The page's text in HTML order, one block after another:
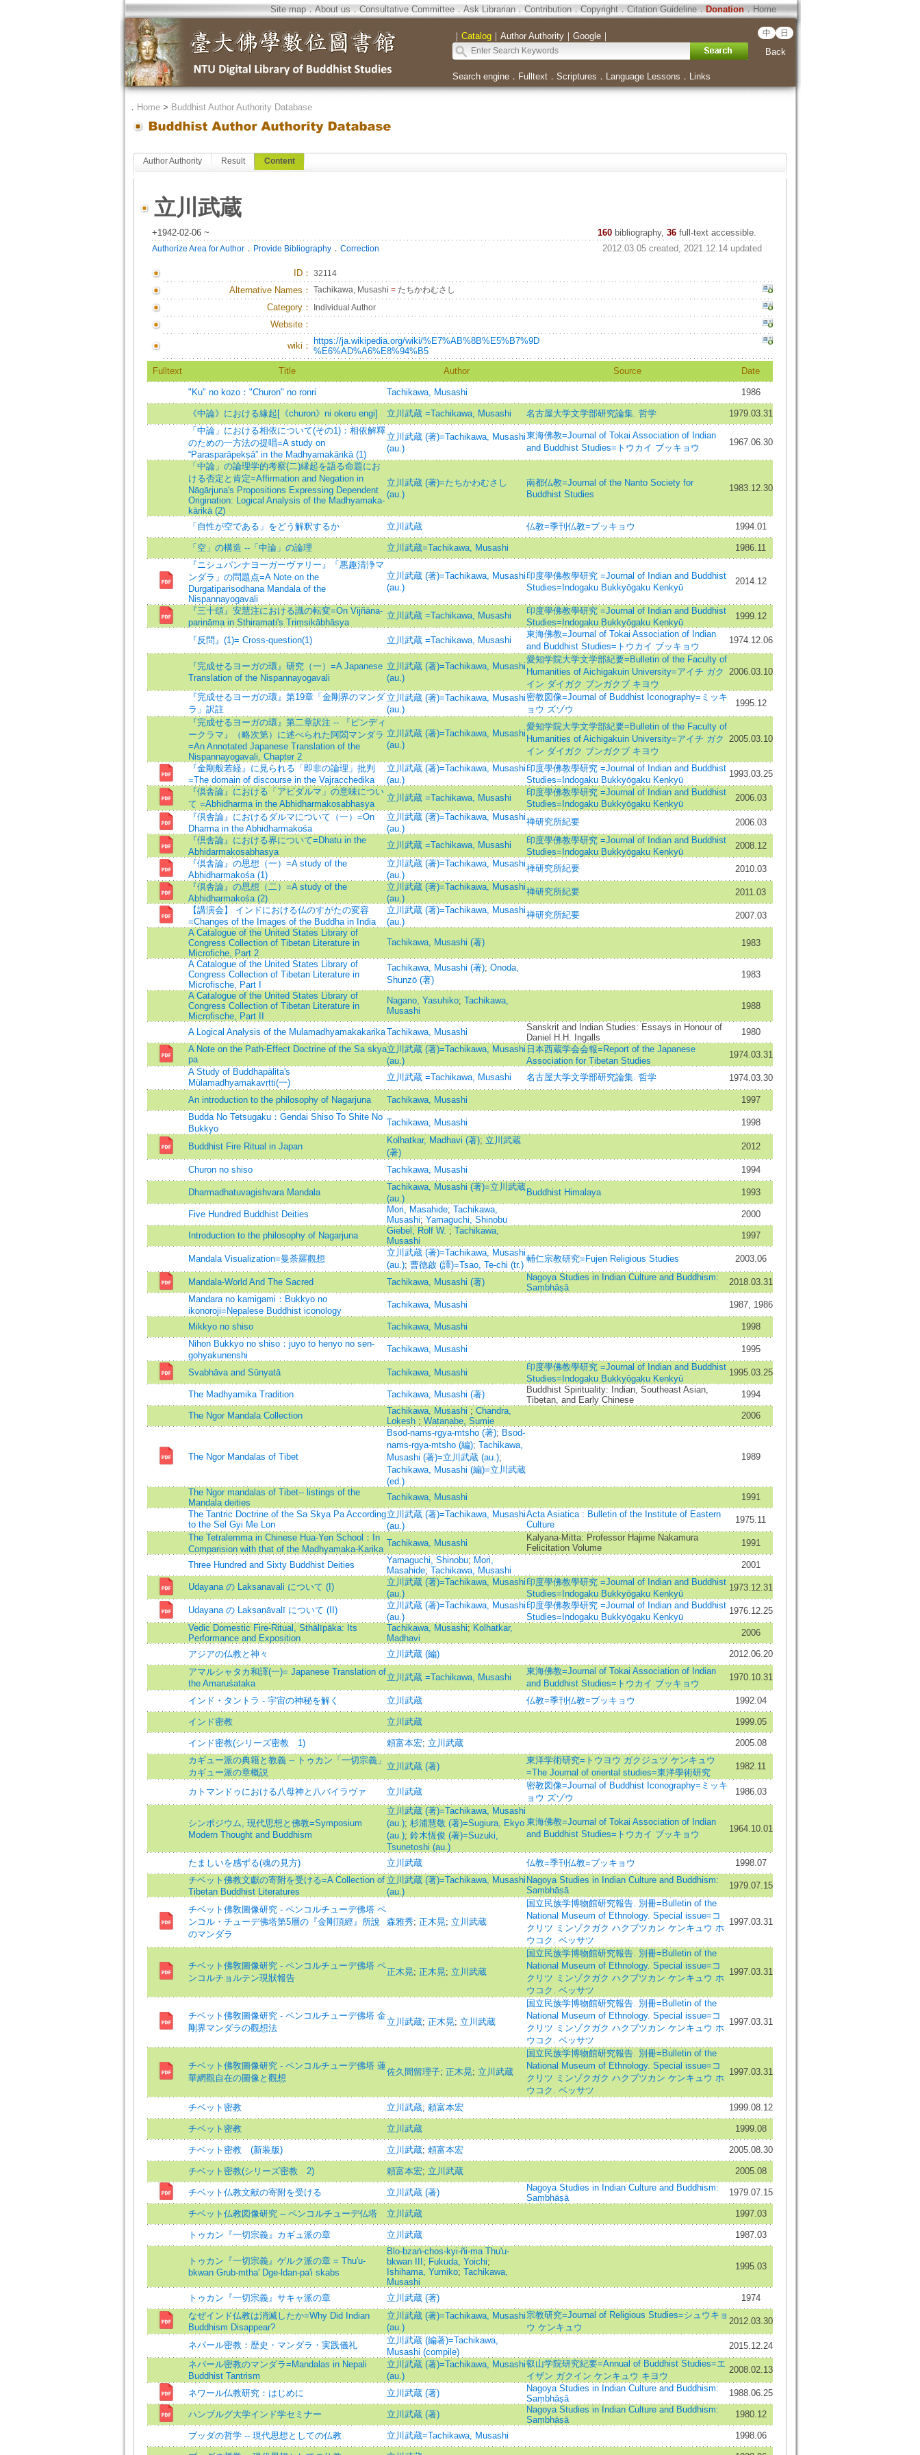
Site map．About us．Consultative Committee．Ask Librarian．Contribution．Copyright．Citation Guideline．Donation．Home
｜ Catalog｜ Author Authority｜ Google｜ 中 日
Back
Search engine． Fulltext． Scriptures ． Language Lessons ． Links
． Home> Buddhist Author Authority Database
Author Authority Result Content
立川武蔵
+1942-02-06 ~ 160 bibliography, 36full-text accessible.
Authorize Area for Author． Provide Bibliography． Correction 2012.03.05 created, 2021.12.14 updated
ID： 32114
Alternative Names： Tachikawa, Musashi =たちかわむさし
Category： Individual Author
Website：
wiki：
https://ja.wikipedia.org/wiki/%E7%AB%8B%E5%B7%9D
%E6%AD%A6%E8%94%B5
Fulltext
Title Author Source Date
"Ku" no kozo："Churon" no ronri Tachikawa, Musashi 1986
《中論》における緣起[《churon》ni okeru engi] 立川武蔵 =Tachikawa, Musashi 名古屋大学文学部研究論集. 哲学
1979.03.31
「中論」における相依について(その1)：相依解釋
のための一方法の提唱=A study on
“Parasparāpekṣā” in the Madhyamakārikā (1)
立川武蔵 (著)=Tachikawa, Musashi
(au.)
東海佛教=Journal of Tokai Association of Indian
and Buddhist Studies=トウカイ ブッキョウ
1967.06.30
「中論」の論理学的考察(二)縁起を語る命題にお
ける否定と肯定=Affirmation and Negation in
Nāgārjuna's Propositions Expressing Dependent
Origination: Logical Analysis of the Madhyamaka-
kārikā (2)
立川武蔵 (著)=たちかわむさし
(au.)
南都仏教=Journal of the Nanto Society for
Buddhist Studies
1983.12.30
「自性が空である」をどう解釈するか 立川武蔵 仏教=季刊仏教=ブッキョウ 1994.01
「空」の構造 --「中論」の論理 立川武蔵=Tachikawa, Musashi
1986.11
『ニシュパンナヨーガーヴァリー』「悪趣清浄マ
ンダラ」の問題点=A Note on the
Durgatiparisodhana Mandala of the
Nispannayogavali
立川武蔵 (著)=Tachikawa, Musashi
(au.)
印度學佛教學研究 =Journal of Indian and Buddhist
Studies=Indogaku Bukkyōgaku Kenkyū
2014.12
『三十頌』安慧注における識の転変=On Vijñāna-
parināma in Sthiramati's Triṃsikābhāsya
立川武蔵 =Tachikawa, Musashi
印度學佛教學研究 =Journal of Indian and Buddhist
Studies=Indogaku Bukkyōgaku Kenkyū
1999.12
『反問』(1)= Cross-question(1) 立川武蔵 =Tachikawa, Musashi
東海佛教=Journal of Tokai Association of Indian
and Buddhist Studies=トウカイ ブッキョウ
1974.12.06
『完成せるヨーガの環』研究（一）=A Japanese
Translation of the Nispannayogavali
立川武蔵 (著)=Tachikawa, Musashi
(au.)
愛知学院大学文学部紀要=Bulletin of the Faculty of
Humanities of Aichigakuin University=アイチ ガク
イン ダイガク ブンガクブ キヨウ
2006.03.10
『完成せるヨーガの環』第19章「金剛界のマンダ
ラ」訳註
立川武蔵 (著)=Tachikawa, Musashi
(au.)
密教図像=Journal of Buddhist Iconography=ミッキ
ョウ ズゾウ
1995.12
『完成せるヨーガの環』第二章訳注 -- 『ピンディ
ークラマ』（略次第）に述べられた阿閦マンダラ
=An Annotated Japanese Translation of the
Nispannayogavali, Chapter 2
立川武蔵 (著)=Tachikawa, Musashi
(au.)
愛知学院大学文学部紀要=Bulletin of the Faculty of
Humanities of Aichigakuin University=アイチ ガク
イン ダイガク ブンガクブ キヨウ
2005.03.10
『金剛般若経』に見られる「即非の論理」批判
=The domain of discourse in the Vajracchedika
立川武蔵 (著)=Tachikawa, Musashi
(au.)
印度學佛教學研究 =Journal of Indian and Buddhist
Studies=Indogaku Bukkyōgaku Kenkyū
1993.03.25
『倶舎論』における「アビダルマ」の意味につい
て =Abhidharma in the Abhidharmakosabhasya
立川武蔵 =Tachikawa, Musashi
印度學佛教學研究 =Journal of Indian and Buddhist
Studies=Indogaku Bukkyōgaku Kenkyū
2006.03
『倶舎論』におけるダルマについて（一）=On
Dharma in the Abhidharmakośa
立川武蔵 (著)=Tachikawa, Musashi
(au.)
禅研究所紀要
2006.03
『倶舎論』における界について=Dhatu in the
Abhidarmakosabhasya
立川武蔵 =Tachikawa, Musashi
印度學佛教學研究 =Journal of Indian and Buddhist
Studies=Indogaku Bukkyōgaku Kenkyū
2008.12
『倶舎論』の思想（一）=A study of the
Abhidharmakośa (1)
立川武蔵 (著)=Tachikawa, Musashi
(au.)
禅研究所紀要
2010.03
『倶舎論』の思想（二）=A study of the
Abhidharmakośa (2)
立川武蔵 (著)=Tachikawa, Musashi
(au.)
禅研究所紀要
2011.03
【講演会】 インドにおける仏のすがたの変容
=Changes of the Images of the Buddha in India
立川武蔵 (著)=Tachikawa, Musashi
(au.)
禅研究所紀要
2007.03
A Catalogue of the United States Library of
Congress Collection of Tibetan Literature in
Microfiche, Part 2
Tachikawa, Musashi (著) 1983
A Catalogue of the United States Library of
Congress Collection of Tibetan Literature in
Microfische, Part I
Tachikawa, Musashi (著); Onoda,
Shunzō (著)
1983
A Catalogue of the United States Library of
Congress Collection of Tibetan Literature in
Microfische, Part II
Nagano, Yasuhiko; Tachikawa,
Musashi
1988
A Logical Analysis of the MulamadhyamakakarikaTachikawa, Musashi
Sanskrit and Indian Studies: Essays in Honour of
Daniel H.H. Ingalls
1980
A Note on the Path-Effect Doctrine of the Sa skya
pa
立川武蔵 (著)=Tachikawa, Musashi
(au.)
日本西蔵学会会報=Report of the Japanese
Association for Tibetan Studies
1974.03.31
A Study of Buddhapālita's
Mūlamadhyamakavṛtti(一)
立川武蔵 =Tachikawa, Musashi 名古屋大学文学部研究論集. 哲学 1974.03.30
An introduction to the philosophy of Nagarjuna Tachikawa, Musashi
1997
Budda No Tetsugaku：Gendai Shiso To Shite No
Bukkyo
Tachikawa, Musashi 1998
Buddhist Fire Ritual in Japan
Kolhatkar, Madhavi (著); 立川武蔵
(著)
2012
Churon no shiso Tachikawa, Musashi 1994
Dharmadhatuvagishvara Mandala
Tachikawa, Musashi (著)=立川武蔵
(au.)
Buddhist Himalaya 1993
Five Hundred Buddhist Deities Mori, Masahide; Tachikawa,
Musashi; Yamaguchi, Shinobu
2000
Introduction to the philosophy of Nagarjuna Giebel, Rolf W. ; Tachikawa,
Musashi
1997
Mandala Visualization=曼荼羅觀想
立川武蔵 (著)=Tachikawa, Musashi
(au.); 曹德啟 (譯)=Tsao, Te-chi (tr.)
輔仁宗教研究=Fujen Religious Studies 2003.06
Mandala-World And The Sacred Tachikawa, Musashi (著)
Nagoya Studies in Indian Culture and Buddhism:
Saṃbhāṣā
2018.03.31
Mandara no kamigami：Bukkyo no
ikonoroji=Nepalese Buddhist iconology
Tachikawa, Musashi 1987, 1986
Mikkyo no shiso Tachikawa, Musashi
1998
Nihon Bukkyo no shiso：juyo to henyo no sen-
gohyakunenshi
Tachikawa, Musashi 1995
Svabhāva and Sūnyatā Tachikawa, Musashi
印度學佛教學研究 =Journal of Indian and Buddhist
Studies=Indogaku Bukkyōgaku Kenkyū
1995.03.25
The Madhyamika Tradition Tachikawa, Musashi (著)
Buddhist Spirituality: Indian, Southeast Asian,
Tibetan, and Early Chinese
1994
The Ngor Mandala Collection Tachikawa, Musashi ; Chandra,
Lokesh ; Watanabe, Sumie
2006
The Ngor Mandalas of Tibet
Bsod-nams-rgya-mtsho (著); Bsod-
nams-rgya-mtsho (編); Tachikawa,
Musashi (著)=立川武蔵 (au.);
Tachikawa, Musashi (編)=立川武蔵
(ed.)
1989
The Ngor mandalas of Tibet-- listings of the
Mandala deities
Tachikawa, Musashi
1991
The Tantric Doctrine of the Sa Skya Pa According
to the Sel Gyi Me Lon
立川武蔵 (著)=Tachikawa, Musashi
(au.)
Acta Asiatica : Bulletin of the Institute of Eastern
Culture
1975.11
The Tetralemma in Chinese Hua-Yen School：In
Comparision with that of the Madhyamaka-Karika
Tachikawa, Musashi
Kalyana-Mitta: Professor Hajime Nakamura
Felicitation Volume
1991
Three Hundred and Sixty Buddhist Deities Yamaguchi, Shinobu; Mori,
Masahide; Tachikawa, Musashi
2001
Udayana の Laksanavali について (I)
立川武蔵 (著)=Tachikawa, Musashi
(au.)
印度學佛教學研究 =Journal of Indian and Buddhist
Studies=Indogaku Bukkyōgaku Kenkyū
1973.12.31
Udayana の Lakṣaṇāvalī について (II)
立川武蔵 (著)=Tachikawa, Musashi
(au.)
印度學佛教學研究 =Journal of Indian and Buddhist
Studies=Indogaku Bukkyōgaku Kenkyū
1976.12.25
Vedic Domestic Fire-Ritual, Sthālīpāka: Its
Performance and Exposition
Tachikawa, Musashi; Kolhatkar,
Madhavi
2006
アジアの仏教と神々 立川武蔵 (編)
2012.06.20
アマルシャタカ和譯(一)= Japanese Translation of
the Amaruśataka
立川武蔵 =Tachikawa, Musashi
東海佛教=Journal of Tokai Association of Indian
and Buddhist Studies=トウカイ ブッキョウ
1970.10.31
インド・タントラ - 宇宙の神秘を解く 立川武蔵 仏教=季刊仏教=ブッキョウ 1992.04
インド密教 立川武蔵 1999.05
インド密教(シリーズ密教 1) 頼富本宏; 立川武蔵
2005.08
カギュー派の典籍と教義 -- トゥカン「一切宗義」
カギュー派の章概説
立川武蔵 (著)
東洋学術研究=トウヨウ ガクジュツ ケンキュウ
=The Journal of oriental studies=東洋學術研究
1982.11
カトマンドゥにおける八母神と八バイラヴァ 立川武蔵
密教図像=Journal of Buddhist Iconography=ミッキ
ョウ ズゾウ
1986.03
シンポジウム, 現代思想と佛教=Symposium
Modern Thought and Buddhism
立川武蔵 (著)=Tachikawa, Musashi
(au.); 杉浦慧敬 (著)=Sugiura, Ekyo
(au.); 鈴木恆俊 (著)=Suzuki,
Tsunetoshi (au.)
東海佛教=Journal of Tokai Association of Indian
and Buddhist Studies=トウカイ ブッキョウ
1964.10.01
たましいを感ずる(魂の見方) 立川武蔵 仏教=季刊仏教=ブッキョウ
1998.07
チベット佛教文獻の寄附を受ける=A Collection of
Tibetan Buddhist Literatures
立川武蔵 (著)=Tachikawa, Musashi
(au.)
Nagoya Studies in Indian Culture and Buddhism:
Saṃbhāṣā
1979.07.15
チベット佛敎圖像研究 - ペンコルチューデ佛塔 ペ
ンコル・チューデ佛塔第5層の『金剛頂經』所說
のマンダラ
森雅秀; 正木晃; 立川武蔵
国立民族学博物館研究報告. 別冊=Bulletin of the
National Museum of Ethnology. Special issue=コ
クリツ ミンゾクガク ハクブツカン ケンキュウ ホ
ウコク. ベッサツ
1997.03.31
チベット佛敎圖像研究 - ペンコルチューデ佛塔 ペ
ンコルチョルテン現狀報告
正木晃; 正木晃; 立川武蔵
国立民族学博物館研究報告. 別冊=Bulletin of the
National Museum of Ethnology. Special issue=コ
クリツ ミンゾクガク ハクブツカン ケンキュウ ホ
ウコク. ベッサツ
1997.03.31
チベット佛敎圖像研究 - ペンコルチューデ佛塔 金
剛界マンダラの觀想法
立川武蔵; 正木晃; 立川武蔵
国立民族学博物館研究報告. 別冊=Bulletin of the
National Museum of Ethnology. Special issue=コ
クリツ ミンゾクガク ハクブツカン ケンキュウ ホ
ウコク. ベッサツ
1997.03.31
チベット佛敎圖像研究 - ペンコルチューデ佛塔 蓮
華網觀自在の圖像と觀想
佐久間留理子; 正木晃; 立川武蔵
国立民族学博物館研究報告. 別冊=Bulletin of the
National Museum of Ethnology. Special issue=コ
クリツ ミンゾクガク ハクブツカン ケンキュウ ホ
ウコク. ベッサツ
1997.03.31
チベット密教 立川武蔵; 頼富本宏 1999.08.12
チベット密教 立川武蔵 1999.08
チベット密教 (新装版) 立川武蔵; 頼富本宏 2005.08.30
チベット密教(シリーズ密教 2) 頼富本宏; 立川武蔵 2005.08
チベット仏教文献の寄附を受ける 立川武蔵 (著)
Nagoya Studies in Indian Culture and Buddhism:
Saṃbhāṣā
1979.07.15
チベット仏教図像研究 -- ペンコルチューデ仏塔 立川武蔵 1997.03
トゥカン『一切宗義』カギュ派の章 立川武蔵 1987.03
トゥカン『一切宗義』ゲルク派の章 = Thu'u-
bkwan Grub-mtha' Dge-ldan-pa'i skabs
Blo-bzaṅ-chos-kyi-ñi-ma Thu'u-
bkwan III ; Fukuda, Yoichi;
Ishihama, Yumiko; Tachikawa,
Musashi
1995.03
トゥカン『一切宗義』サキャ派の章 立川武蔵 (著)
1974
なぜインド仏教は消滅したか=Why Did Indian
Buddhism Disappear?
立川武蔵 (著)=Tachikawa, Musashi
(au.)
宗教研究=Journal of Religious Studies=シュウキョ
ウ ケンキュウ
2012.03.30
ネパール密教：歴史・マンダラ・実践儀礼
立川武蔵 (編著)=Tachikawa,
Musashi (compile)
2015.12.24
ネパール密教のマンダラ=Mandalas in Nepali
Buddhist Tantrism
立川武蔵 (著)=Tachikawa, Musashi
(au.)
叡山学院研究紀要=Annual of Buddhist Studies=エ
イザン ガクイン ケンキュウ キヨウ
2008.02.13
ネワール仏教研究：はじめに 立川武蔵 (著)
Nagoya Studies in Indian Culture and Buddhism:
Saṃbhāṣā
1988.06.25
ハンブルグ大学インド学セミナー 立川武蔵 (著)
Nagoya Studies in Indian Culture and Buddhism:
Saṃbhāṣā
1980.12
ブッダの哲学 -- 現代思想としての仏教 立川武蔵=Tachikawa, Musashi 1998.06